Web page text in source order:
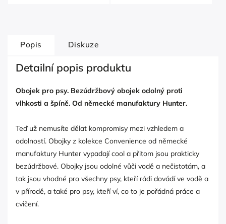
Popis Diskuze
Detailní popis produktu
Obojek pro psy. Bezúdržbový obojek odolný proti
vlhkosti a špíně. Od německé manufaktury Hunter.
Teď už nemusíte dělat kompromisy mezi vzhledem a
odolností. Obojky z kolekce Convenience od německé
manufaktury Hunter vypadají cool a přitom jsou prakticky
bezúdržbové. Obojky jsou odolné vůči vodě a nečistotám, a
tak jsou vhodné pro všechny psy, kteří rádi dovádí ve vodě a
v přírodě, a také pro psy, kteří ví, co to je pořádná práce a
cvičení.